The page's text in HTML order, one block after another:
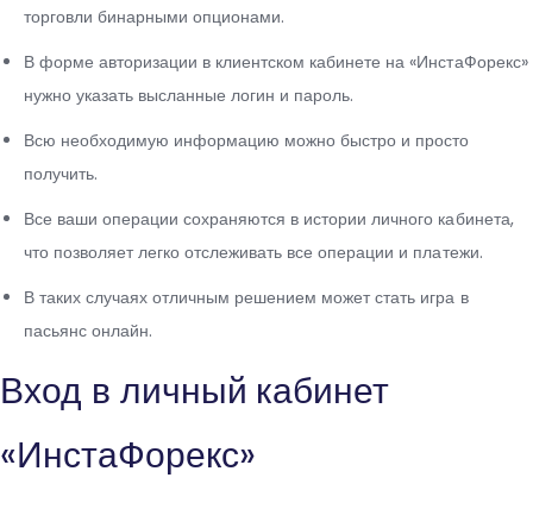
торговли бинарными опционами.
В форме авторизации в клиентском кабинете на «ИнстаФорекс»
нужно указать высланные логин и пароль.
Всю необходимую информацию можно быстро и просто
получить.
Все ваши операции сохраняются в истории личного кабинета,
что позволяет легко отслеживать все операции и платежи.
В таких случаях отличным решением может стать игра в
пасьянс онлайн.
Вход в личный кабинет
«ИнстаФорекс»